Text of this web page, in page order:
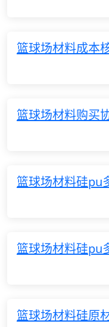
篮球场材料成本
篮球场材料购买
篮球场材料硅pu
篮球场材料硅pu
篮球场材料硅原